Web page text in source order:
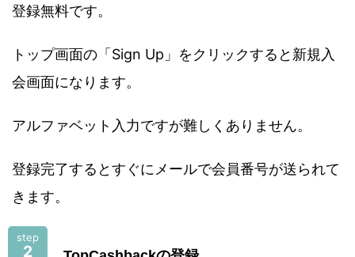
登録無料です。
トップ画面の「Sign Up」をクリックすると新規入
会画面になります。
アルファベット入力ですが難しくありません。
登録完了するとすぐにメールで会員番号が送られて
きます。
step
2